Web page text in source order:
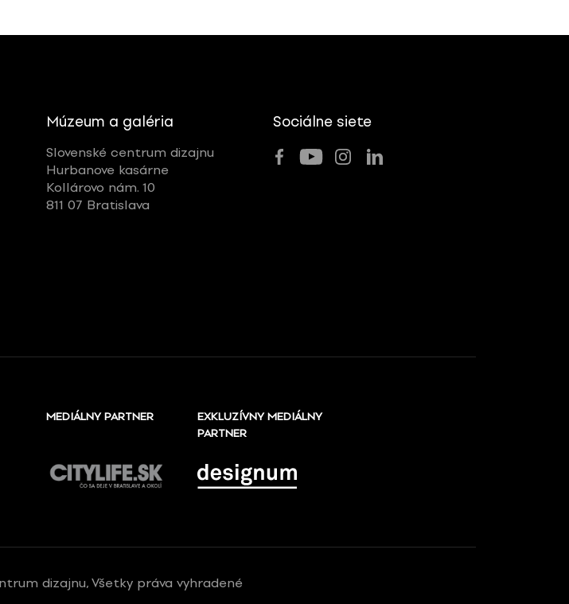
Múzeum a galéria
Slovenské centrum dizajnu
Hurbanove kasárne
Kollárovo nám. 10
811 07 Bratislava
Sociálne siete
MEDIÁLNY PARTNER
EXKLUZÍVNY MEDIÁLNY
PARTNER
dizajnu, Všetky práva vyhradené